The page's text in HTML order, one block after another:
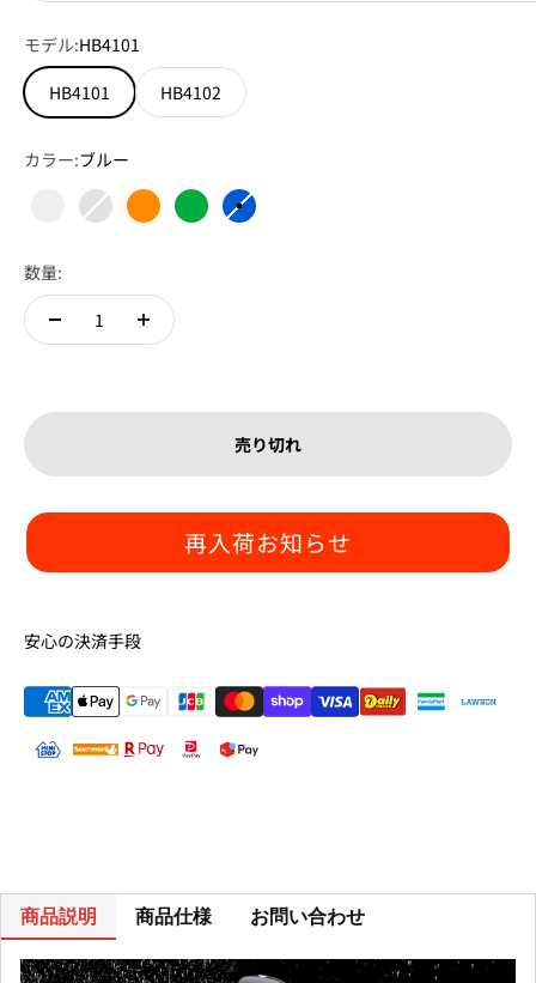
モデル:HB4101
HB4101
HB4102
カラー:ブルー
透明 半透明オレンジグリーンブルー
数量:
売り切れ
再入荷お知らせ
安心の決済手段
商品説明 商品仕様 お問い合わせ